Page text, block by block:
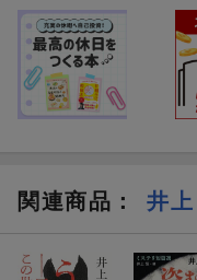
関連商品 ： 井